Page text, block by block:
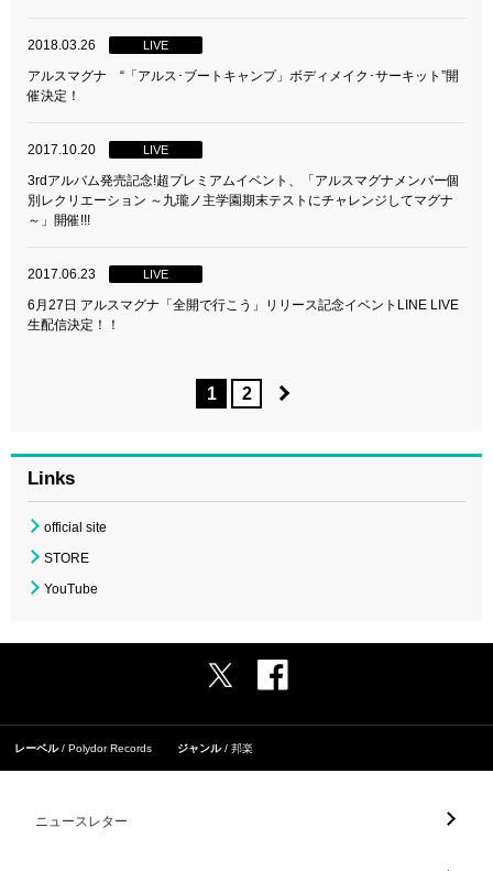
2018.03.26 LIVE
アルスマグナ “「アルス･ブートキャンプ」ボディメイク･サーキット”開
催決定！
2017.10.20 LIVE
3rdアルバム発売記念!超プレミアムイベント、「アルスマグナメンバー個
別レクリエーション ～九瓏ノ主学園期末テストにチャレンジしてマグナ
～」開催!!!
2017.06.23 LIVE
6月27日 アルスマグナ「全開で行こう」リリース記念イベントLINE LIVE
生配信決定！！
1 2
Links
official site
STORE
YouTube
レーベル Polydor Records ジャンル 邦楽
ニュースレター